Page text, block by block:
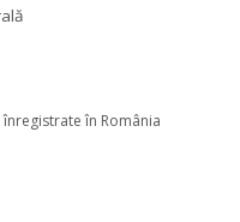
în România